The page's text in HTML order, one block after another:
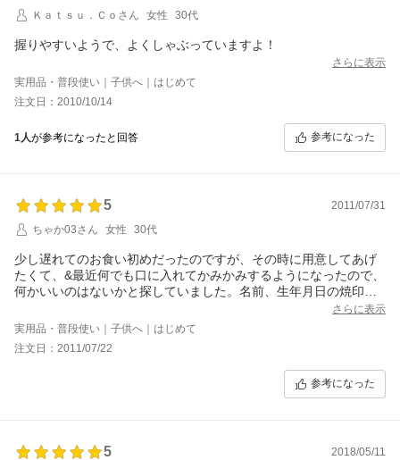
Ｋａｔｓｕ．Ｃｏさん
女性 30代
握りやすいようで、よくしゃぶっていますよ！
さらに表示
実用品・普段使い｜子供へ｜はじめて
注文日：2010/10/14
1人が参考になったと回答 参考になった
5
2011/07/31
ちゃか03さん
女性 30代
少し遅れてのお食い初めだったのですが、その時に用意してあげ
たくて、&最近何でも口に入れてかみかみするようになったので、
何かいいのはないかと探していました。名前、生年月日の焼印を
入れてもらいました。せっかくなので漢字で入れてもらいまし
た。画数が多いので潰れてしまわないか心配しましたが、キレイ
に入っていました。
今4ヶ月ですが、口にいれてもごもごしています。これからもっと
使ってくれそうです。見た目もかわいく、木で安心して使えると
さらに表示
実用品・普段使い｜子供へ｜はじめて
注文日：2011/07/22
参考になった
5
2018/05/11